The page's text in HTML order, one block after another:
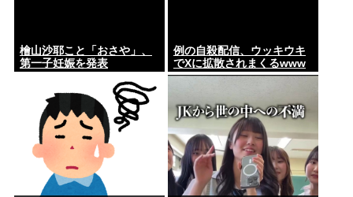
檜山沙耶こと「おさや」、
第一子妊娠を発表
例の自殺配信、ウッキウキ
でXに拡散されまくるwww